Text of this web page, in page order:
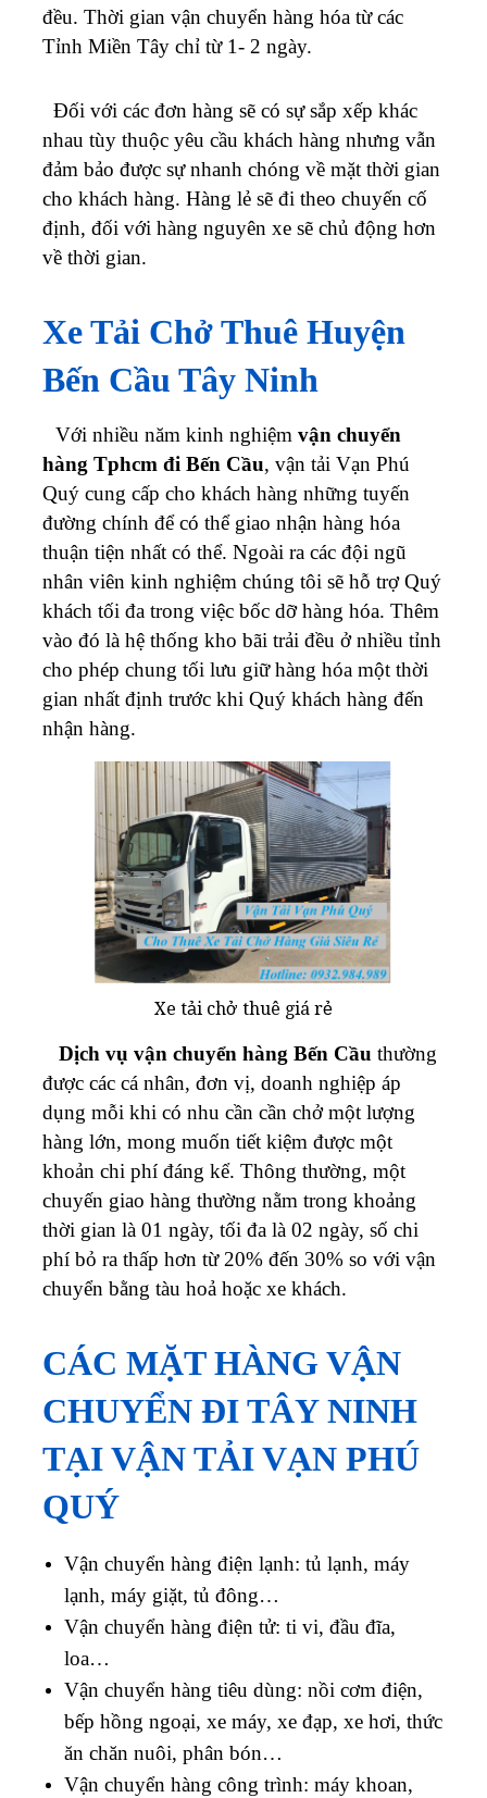
đều. Thời gian vận chuyển hàng hóa từ các
Tỉnh Miền Tây chỉ từ 1- 2 ngày.
Đối với các đơn hàng sẽ có sự sắp xếp khác
nhau tùy thuộc yêu cầu khách hàng nhưng vẫn
đảm bảo được sự nhanh chóng về mặt thời gian
cho khách hàng. Hàng lẻ sẽ đi theo chuyến cố
định, đối với hàng nguyên xe sẽ chủ động hơn
về thời gian.
Xe Tải Chở Thuê Huyện
Bến Cầu Tây Ninh
Với nhiều năm kinh nghiệm vận chuyển
hàng Tphcm đi Bến Cầu, vận tải Vạn Phú
Quý cung cấp cho khách hàng những tuyến
đường chính để có thể giao nhận hàng hóa
thuận tiện nhất có thể. Ngoài ra các đội ngũ
nhân viên kinh nghiệm chúng tôi sẽ hỗ trợ Quý
khách tối đa trong việc bốc dỡ hàng hóa. Thêm
vào đó là hệ thống kho bãi trải đều ở nhiều tỉnh
cho phép chung tối lưu giữ hàng hóa một thời
gian nhất định trước khi Quý khách hàng đến
nhận hàng.
Xe tải chở thuê giá rẻ
Dịch vụ vận chuyển hàng Bến Cầu thường
được các cá nhân, đơn vị, doanh nghiệp áp
dụng mỗi khi có nhu cần cần chở một lượng
hàng lớn, mong muốn tiết kiệm được một
khoản chi phí đáng kể. Thông thường, một
chuyến giao hàng thường nằm trong khoảng
thời gian là 01 ngày, tối đa là 02 ngày, số chi
phí bỏ ra thấp hơn từ 20% đến 30% so với vận
chuyển bằng tàu hoả hoặc xe khách.
CÁC MẶT HÀNG VẬN
CHUYỂN ĐI TÂY NINH
TẠI VẬN TẢI VẠN PHÚ
QUÝ
Vận chuyển hàng điện lạnh: tủ lạnh, máy
lạnh, máy giặt, tủ đông…
Vận chuyển hàng điện tử: ti vi, đầu đĩa,
loa…
Vận chuyển hàng tiêu dùng: nồi cơm điện,
bếp hồng ngoại, xe máy, xe đạp, xe hơi, thức
ăn chăn nuôi, phân bón…
Vận chuyển hàng công trình: máy khoan,